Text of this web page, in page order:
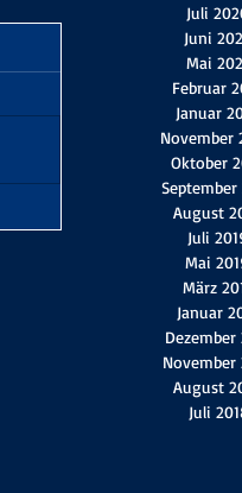
Juli
Juni
Mai
Februar
Januar
November
Oktober
September
August
Juli
Mai
März
Januar
Dezember
November
August
Juli